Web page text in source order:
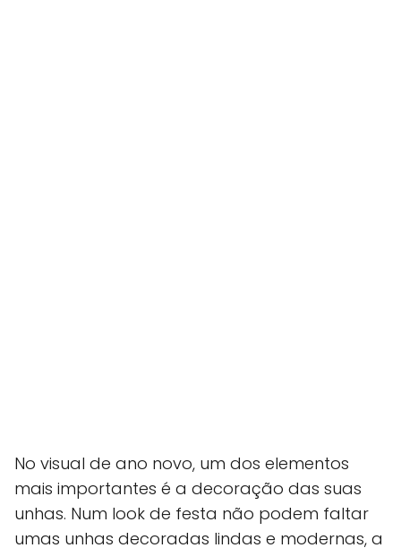
No visual de ano novo, um dos elementos
mais importantes é a decoração das suas
unhas. Num look de festa não podem faltar
umas unhas decoradas lindas e modernas, a